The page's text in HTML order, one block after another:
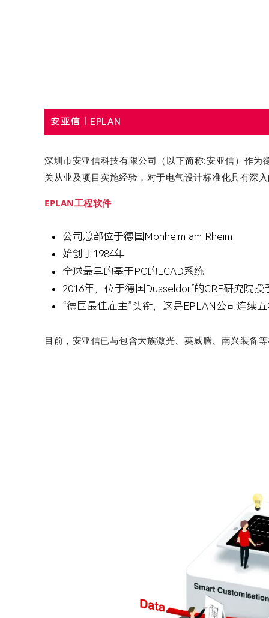
安亚信丨EPLAN
深圳市安亚信科技有限公司（以下简称:安亚信）作
关从业及项目实施经验，对于电气设计标准化具有深
EPLAN工程软件
公司总部位于德国Monheim am Rheim
始创于1984年
全球最早的基于PC的ECAD系统
2016年，位于德国Dusseldorf的CRF研究院授
“德国最佳雇主”头衔，这是EPLAN公司连续
目前，安亚信已与包含大族激光、英威腾、南兴装备